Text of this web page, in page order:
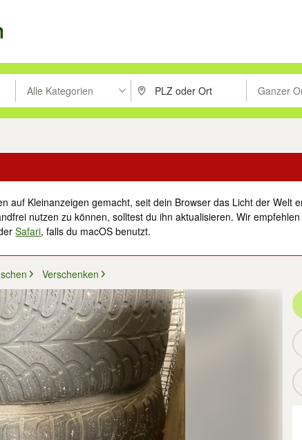
um zu suchen, oder Vorschläge mit den Pfeiltasten nach
Alle Kategorien PLZ oder Ort eingeben. Ganzer
Suche im
auf Kleinanzeigen gemacht, seit dein Browser das Licht der Welt
nutzen zu können, solltest du ihn aktualisieren. Wir
Safari, falls du macOS benutzt.
Verschenken